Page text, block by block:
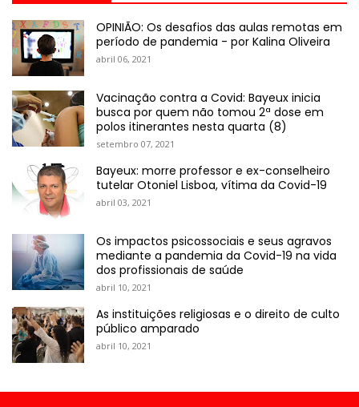
OPINIÃO: Os desafios das aulas remotas em
período de pandemia - por Kalina Oliveira
abril 06, 2021
Vacinação contra a Covid: Bayeux inicia
busca por quem não tomou 2ª dose em
polos itinerantes nesta quarta (8)
setembro 07, 2021
Bayeux: morre professor e ex-conselheiro
tutelar Otoniel Lisboa, vítima da Covid-19
abril 03, 2021
Os impactos psicossociais e seus agravos
mediante a pandemia da Covid-19 na vida
dos profissionais de saúde
abril 10, 2021
As instituições religiosas e o direito de culto
público amparado
abril 10, 2021